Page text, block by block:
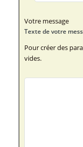
Votre message
Pour créer des
vides.